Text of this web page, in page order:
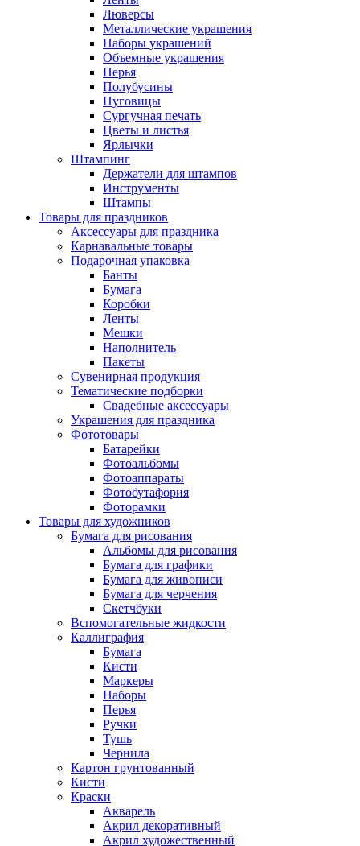
Люверсы
Металлические украшения
Наборы украшений
Объемные украшения
Перья
Полубусины
Пуговицы
Сургучная печать
Цветы и листья
Ярлычки
Штампинг
Держатели для штампов
Инструменты
Штампы
Товары для праздников
Аксессуары для праздника
Карнавальные товары
Подарочная упаковка
Банты
Бумага
Коробки
Ленты
Мешки
Наполнитель
Пакеты
Сувенирная продукция
Тематические подборки
Свадебные аксессуары
Украшения для праздника
Фототовары
Батарейки
Фотоальбомы
Фотоаппараты
Фотобутафория
Фоторамки
Товары для художников
Бумага для рисования
Альбомы для рисования
Бумага для графики
Бумага для живописи
Бумага для черчения
Скетчбуки
Вспомогательные жидкости
Каллиграфия
Бумага
Кисти
Маркеры
Наборы
Перья
Ручки
Тушь
Чернила
Картон грунтованный
Кисти
Краски
Акварель
Акрил декоративный
Акрил художественный